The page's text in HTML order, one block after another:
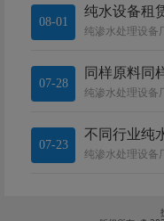
08-01
07-28
07-23